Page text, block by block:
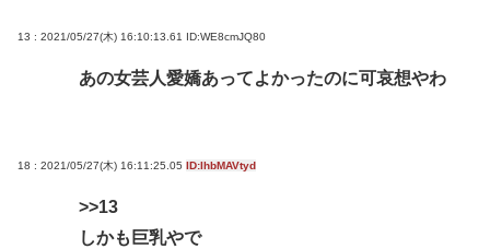
13 : 2021/05/27(木) 16:10:13.61 ID:WE8cmJQ80
あの女芸人愛嬌あってよかったのに可哀想やわ
18 : 2021/05/27(木) 16:11:25.05 ID:IhbMAVtyd
>>13
しかも巨乳やで